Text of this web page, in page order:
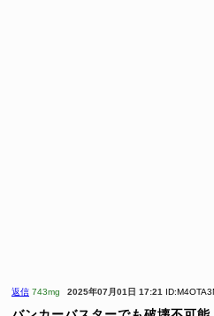
返信 743mg 2025年07月01日 17:21